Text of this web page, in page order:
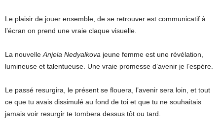
Le plaisir de jouer ensemble, de se retrouver est communicatif à
l’écran on prend une vraie claque visuelle.
La nouvelleAnjela Nedyalkova jeune femme est une révélation,
lumineuse et talentueuse. Une vraie promesse d’avenir je l’espère.
Le passé resurgira, le présent se flouera, l’avenir sera loin, et tout
ce que tu avais dissimulé au fond de toi et que tu ne souhaitais
jamais voir resurgir te tombera dessus tôt ou tard.